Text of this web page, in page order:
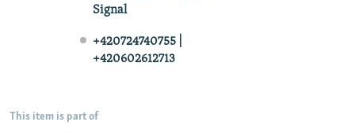
Signal
+420724740755 |
+420602612713
This item is part of